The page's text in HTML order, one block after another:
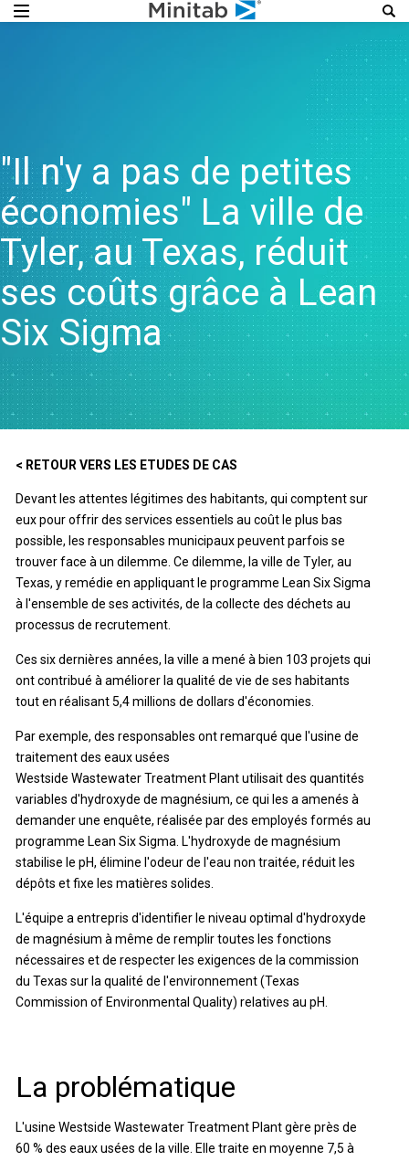
"Il n'y a pas de petites
économies" La ville de
Tyler, au Texas, réduit
ses coûts grâce à Lean
Six Sigma
< RETOUR VERS LES ETUDES DE CAS
Devant les attentes légitimes des habitants, qui comptent sur
eux pour offrir des services essentiels au coût le plus bas
possible, les responsables municipaux peuvent parfois se
trouver face à un dilemme. Ce dilemme, la ville de Tyler, au
Texas, y remédie en appliquant le programme Lean Six Sigma
à l'ensemble de ses activités, de la collecte des déchets au
processus de recrutement.
Ces six dernières années, la ville a mené à bien 103 projets qui
ont contribué à améliorer la qualité de vie de ses habitants
tout en réalisant 5,4 millions de dollars d'économies.
Par exemple, des responsables ont remarqué que l'usine de
traitement des eaux usées
Westside Wastewater Treatment Plant utilisait des quantités
variables d'hydroxyde de magnésium, ce qui les a amenés à
demander une enquête, réalisée par des employés formés au
programme Lean Six Sigma. L'hydroxyde de magnésium
stabilise le pH, élimine l'odeur de l'eau non traitée, réduit les
dépôts et fixe les matières solides.
L'équipe a entrepris d'identifier le niveau optimal d'hydroxyde
de magnésium à même de remplir toutes les fonctions
nécessaires et de respecter les exigences de la commission
du Texas sur la qualité de l'environnement (Texas
Commission of Environmental Quality) relatives au pH.
La problématique
L'usine Westside Wastewater Treatment Plant gère près de
60 % des eaux usées de la ville. Elle traite en moyenne 7,5 à